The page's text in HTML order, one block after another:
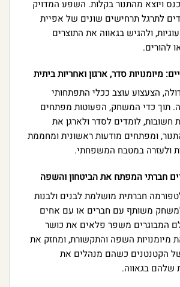
ויוצא מהתנור בקלות. השפע המדויק
לתרגל תרחישים שונים של אפיית
ולהגיש בגאווה את התוצרים
להורים.
מיומנויות סדר, ארגון ואחריות ביתית
הצעצוע עוצב ככלי התפתחותי
תוך כדי המשחק, הפעוטות מפתחים
חשובות, לומדים לסדר ולארגן את
ומפתחים מודעות ראשונית ומחממת
ולעזרה במטבח המשפחתי.
חברתי המפתח את הביטחון והשפה
חברתית מושלמת לבנים ולבנות
משותף עם חברים או עם אחים
המבוגרים משפר פלאים את כושר
מיומנויות השפה והתקשורת, ומחזק את
הקטנטנים כשהם מנהלים את
שלהם בגאווה.